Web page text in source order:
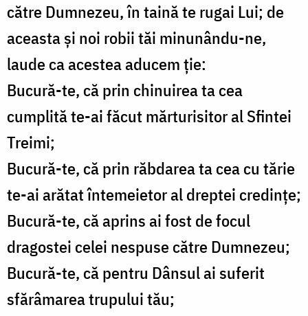
către Dumnezeu, în taină te rugai Lui; de
aceasta şi noi robii tăi minunându-ne,
laude ca acestea aducem ţie:
Bucură-te, că prin chinuirea ta cea
cumplită te-ai făcut mărturisitor al Sfintei
Treimi;
Bucură-te, că prin răbdarea ta cea cu tărie
te-ai arătat întemeietor al dreptei credinţe;
Bucură-te, că aprins ai fost de focul
dragostei celei nespuse către Dumnezeu;
Bucură-te, că pentru Dânsul ai suferit
sfărâmarea trupului tău;